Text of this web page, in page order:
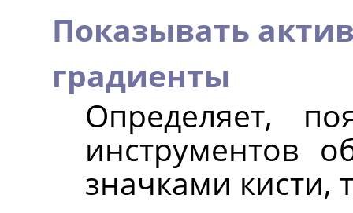
Показывать
градиенты
Определяет,
инструментов
значками кисти,